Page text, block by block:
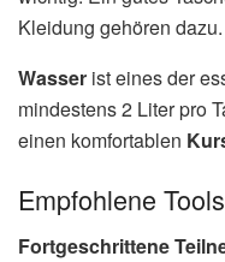
Kleidung gehören dazu.
Wasser ist eines der
mindestens 2 Liter pro
einen komfortablen
Empfohlene
Fortgeschrittene